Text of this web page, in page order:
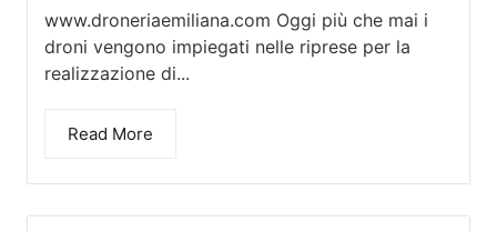
www.droneriaemiliana.com Oggi più che mai i
droni vengono impiegati nelle riprese per la
realizzazione di...
Read More